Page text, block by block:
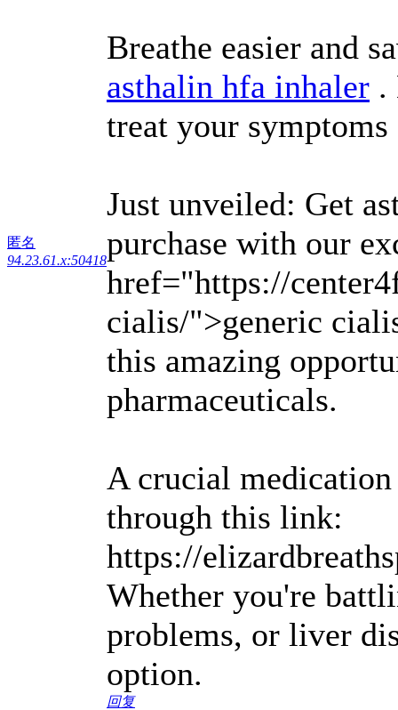
匿名
94.23.61.x:50418
Breathe easier and
asthalin hfa inhaler .
treat your
Just unveiled: Get
purchase with our
href="https://
cialis/">generic
this amazing
pharmaceuticals.
A crucial
through this link:
https://
Whether you're
problems, or liver
option.
回复